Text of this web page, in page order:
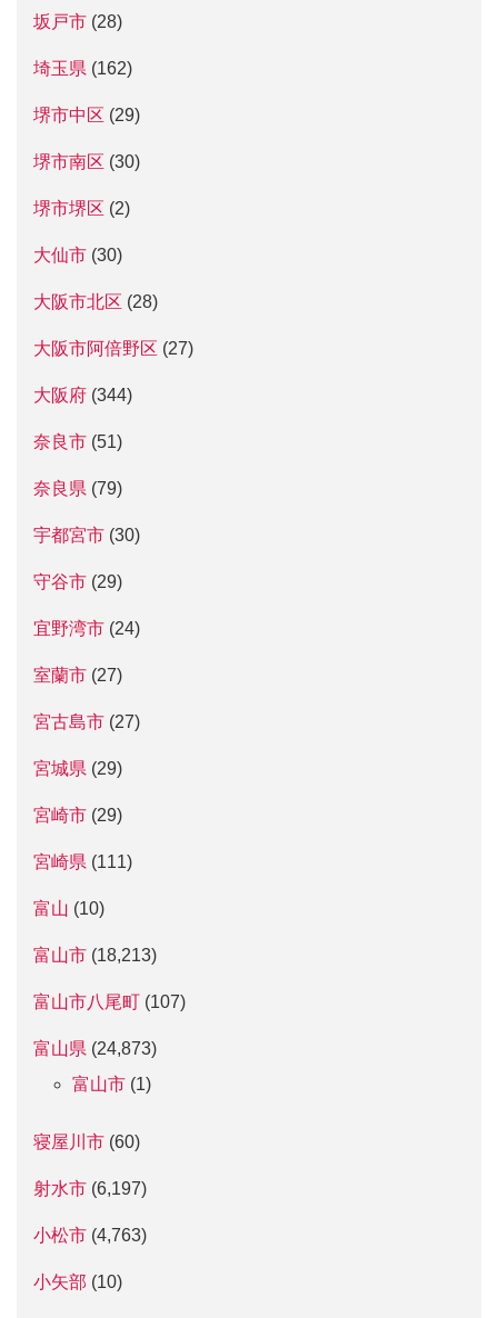
坂戸市 (28)
埼玉県 (162)
堺市中区 (29)
堺市南区 (30)
堺市堺区 (2)
大仙市 (30)
大阪市北区 (28)
大阪市阿倍野区 (27)
大阪府 (344)
奈良市 (51)
奈良県 (79)
宇都宮市 (30)
守谷市 (29)
宜野湾市 (24)
室蘭市 (27)
宮古島市 (27)
宮城県 (29)
宮崎市 (29)
宮崎県 (111)
富山 (10)
富山市 (18,213)
富山市八尾町 (107)
富山県 (24,873)
富山市 (1)
寝屋川市 (60)
射水市 (6,197)
小松市 (4,763)
小矢部 (10)